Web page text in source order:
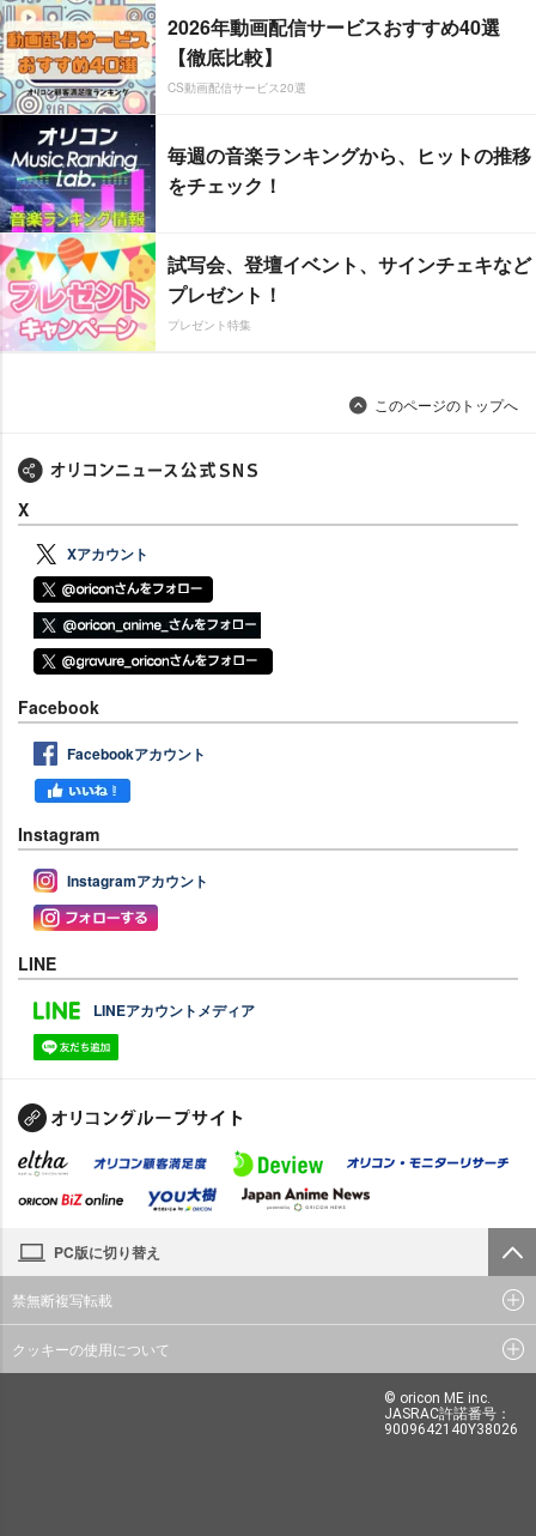
2026年動画配信サービスおすすめ40選
【徹底比較】
CS動画配信サービス20選
毎週の音楽ランキングから、ヒットの推移
をチェック！
試写会、登壇イベント、サインチェキなど
プレゼント！
プレゼント特集
このページのトップへ
X
Xアカウント
Facebook
Facebookアカウント
Instagram
Instagramアカウント
LINE
LINEアカウントメディア
PC版に切り替え
禁無断複写転載
クッキーの使用について
© oricon ME inc.
JASRAC許諾番号：
9009642140Y38026